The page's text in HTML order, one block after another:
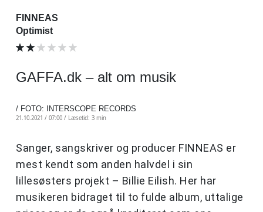
FINNEAS
Optimist
GAFFA.dk – alt om musik
/ FOTO: INTERSCOPE RECORDS
21.10.2021 / 07:00 / Læsetid: 3 min
Sanger, sangskriver og producer FINNEAS er
mest kendt som anden halvdel i sin
lillesøsters projekt – Billie Eilish. Her har
musikeren bidraget til to fulde album, uttalige